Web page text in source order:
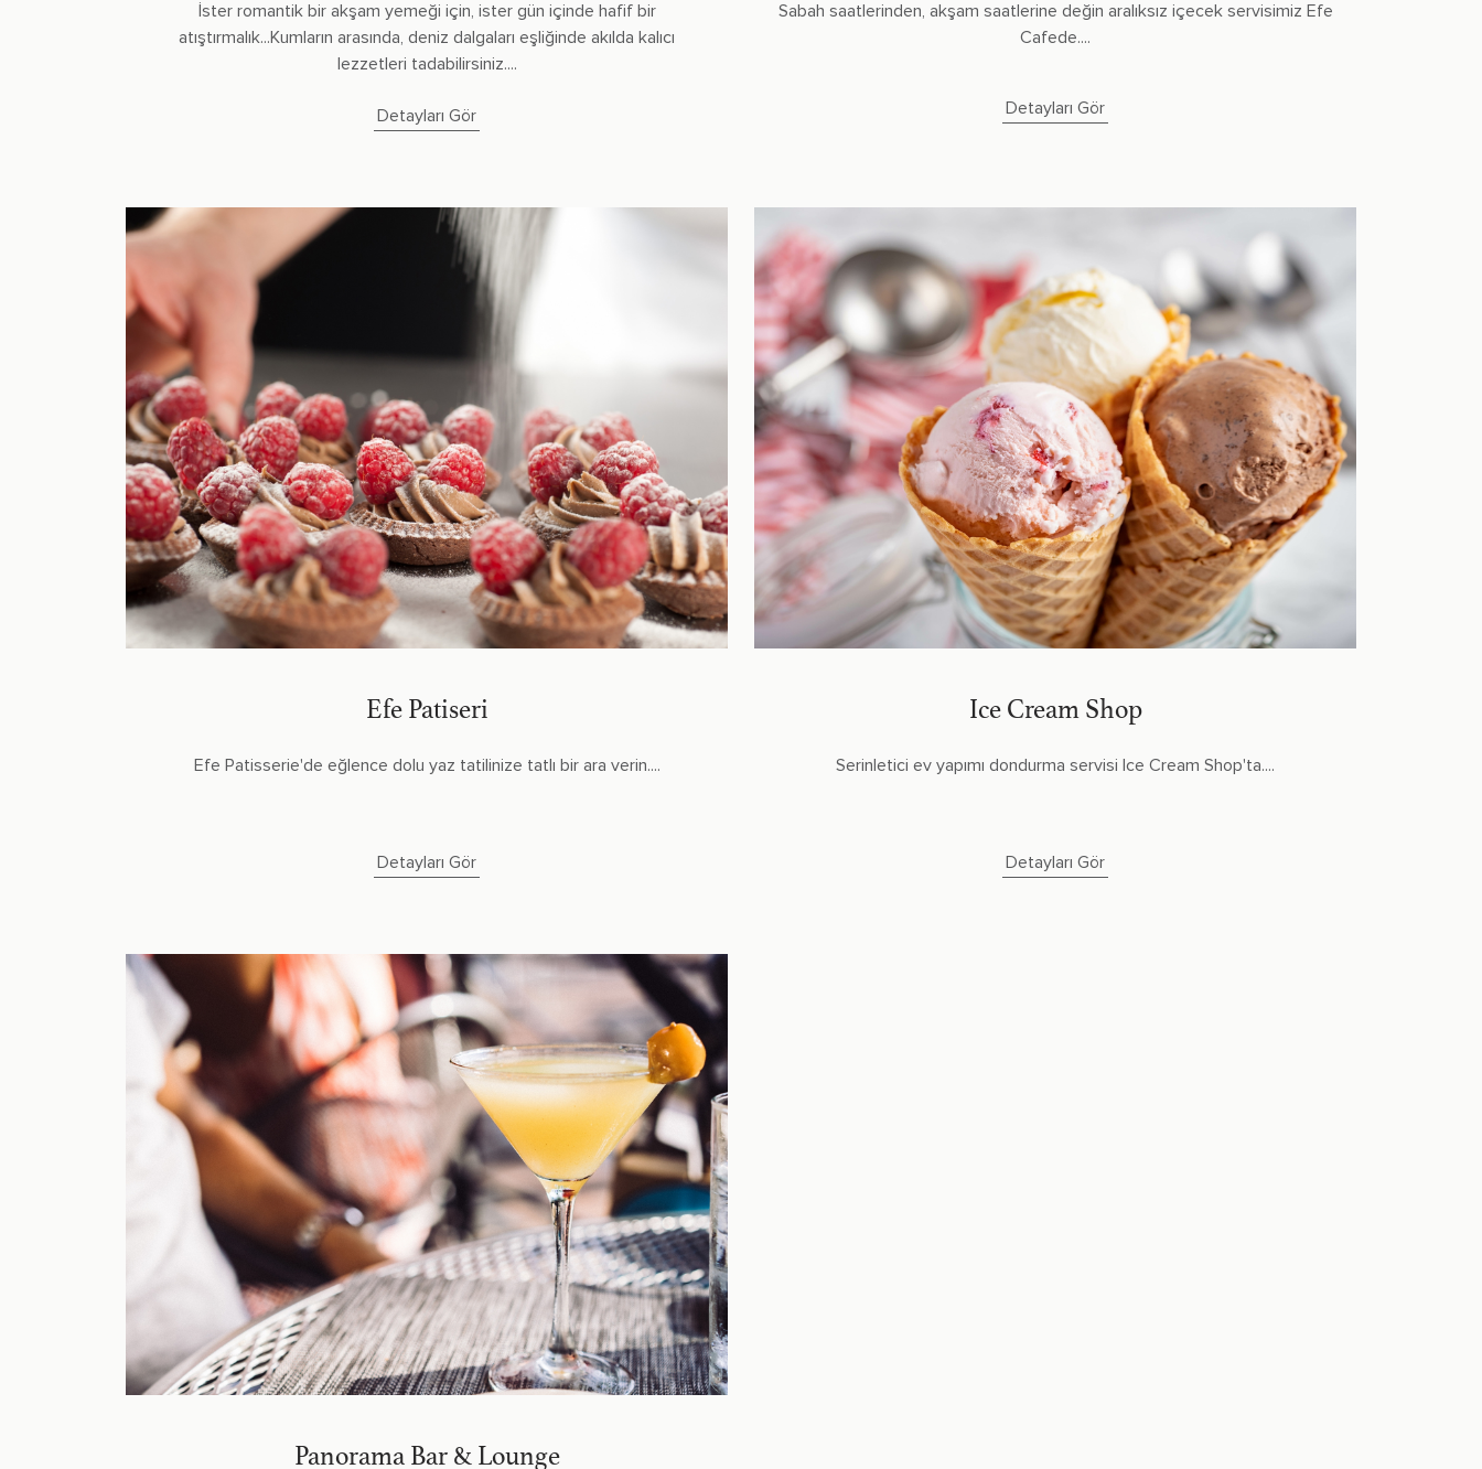
İster romantik bir akşam yemeği için, ister gün içinde hafif bir
atıştırmalık...Kumların arasında, deniz dalgaları eşliğinde akılda kalıcı
lezzetleri tadabilirsiniz....
Detayları Gör
Sabah saatlerinden, akşam saatlerine değin aralıksız içecek servisimiz Efe
Cafede....
Detayları Gör
Efe Patiseri
Efe Patisserie'de eğlence dolu yaz tatilinize tatlı bir ara verin....
Detayları Gör
Ice Cream Shop
Serinletici ev yapımı dondurma servisi Ice Cream Shop'ta....
Detayları Gör
Panorama Bar & Lounge